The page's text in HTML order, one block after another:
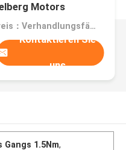
Motors
Preis：Verhandlungsfähig
Kontaktieren Sie
uns
Gangs 1.5Nm,